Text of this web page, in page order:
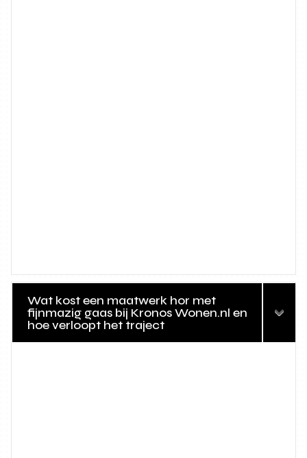
Wat kost een maatwerk hor met
fijnmazig gaas bij Kronos Wonen.nl en
hoe verloopt het traject